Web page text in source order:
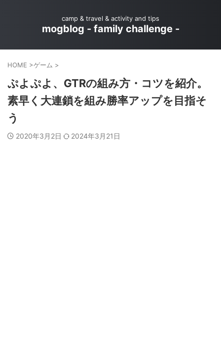
camp & travel & activity and tips
mogblog - family challenge -
HOME >ゲーム >
ぷよぷよ、GTRの組み方・コツを紹介。
素早く大連鎖を組み勝率アップを目指そ
う
2020年3月2日 2024年3月21日